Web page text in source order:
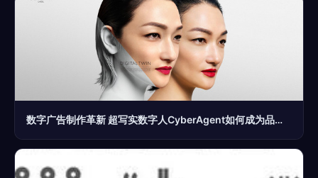
数字广告制作革新 超写实数字人CyberAgent如何成为品牌新宠